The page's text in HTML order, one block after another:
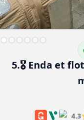
5.🎖️ Enda et
4.3